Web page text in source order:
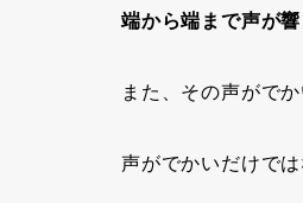
端から端まで声が
また、その声がでか
声がでかいだけでは